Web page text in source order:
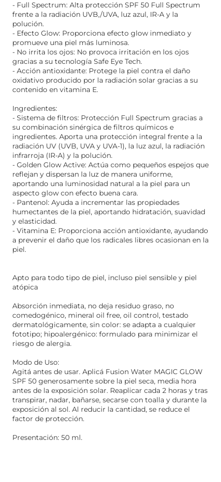
- Full Spectrum: Alta protección SPF 50 Full Spectrum
frente a la radiación UVB,/UVA, luz azul, IR-A y la
polución.
- Efecto Glow: Proporciona efecto glow inmediato y
promueve una piel más luminosa.
- No irrita los ojos: No provoca irritación en los ojos
gracias a su tecnología Safe Eye Tech.
- Acción antioxidante: Protege la piel contra el daño
oxidativo producido por la radiación solar gracias a su
contenido en vitamina E.
Ingredientes:
- Sistema de filtros: Protección Full Spectrum gracias a
su combinación sinérgica de filtros químicos e
ingredientes. Aporta una protección integral frente a la
radiación UV (UVB, UVA y UVA-1), la luz azul, la radiación
infrarroja (IR-A) y la polución.
- Golden Glow Active: Actúa como pequeños espejos que
reflejan y dispersan la luz de manera uniforme,
aportando una luminosidad natural a la piel para un
aspecto glow con efecto buena cara.
- Pantenol: Ayuda a incrementar las propiedades
humectantes de la piel, aportando hidratación, suavidad
y elasticidad.
- Vitamina E: Proporciona acción antioxidante, ayudando
a prevenir el daño que los radicales libres ocasionan en la
piel.
Apto para todo tipo de piel, incluso piel sensible y piel
atópica
Absorción inmediata, no deja residuo graso, no
comedogénico, mineral oil free, oil control, testado
dermatológicamente, sin color: se adapta a cualquier
fototipo; hipoalergénico: formulado para minimizar el
riesgo de alergia.
Modo de Uso:
Agitá antes de usar. Aplicá Fusion Water MAGIC GLOW
SPF 50 generosamente sobre la piel seca, media hora
antes de la exposición solar. Reaplicar cada 2 horas y tras
transpirar, nadar, bañarse, secarse con toalla y durante la
exposición al sol. Al reducir la cantidad, se reduce el
factor de protección.
Presentación: 50 ml.